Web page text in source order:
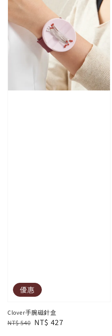
優惠
Clover手腕磁針盒
Regular
NT$ 540 Sale
NT$ 427